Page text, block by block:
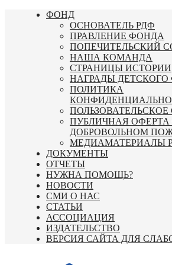
Перейти
ФОНД
ОСНОВАТЕЛЬ РДФ
ПРАВЛЕНИЕ ФОНДА
ПОПЕЧИТЕЛЬСКИЙ
НАША КОМАНДА
СТРАНИЦЫ ИСТОРИИ
НАГРАДЫ ДЕТСКОГО
ПОЛИТИКА
ПУБЛИЧНАЯ ОФЕРТА
ДОБРОВОЛЬНОМ
МЕДИАМАТЕРИАЛЫ
ДОКУМЕНТЫ
ОТЧЕТЫ
НУЖНА ПОМОЩЬ?
НОВОСТИ
СМИ О НАС
СТАТЬИ
АССОЦИАЦИЯ
ИЗДАТЕЛЬСТВО
ВЕРСИЯ САЙТА ДЛЯ